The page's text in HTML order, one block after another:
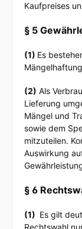
Kaufpreises
§ 5
(1) Es
(2) Als
Lieferung
Mängel und
sowie dem
mitzuteilen.
Auswirkung
§ 6
(1) Es gilt